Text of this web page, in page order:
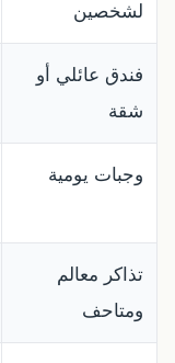
لشخصين
فندق عائلي أو
شقة
وجبات يومية
تذاكر معالم
ومتاحف